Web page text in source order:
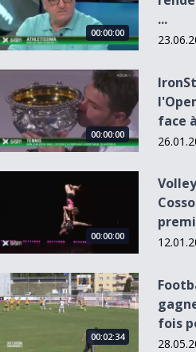
00:00:00
...
IronStan remporte l&#039;Open
00:00:00
face
Volley: le VBC Cossonay joue les
00:00:00
Football : Fribourg gagne une
00:02:34
fois